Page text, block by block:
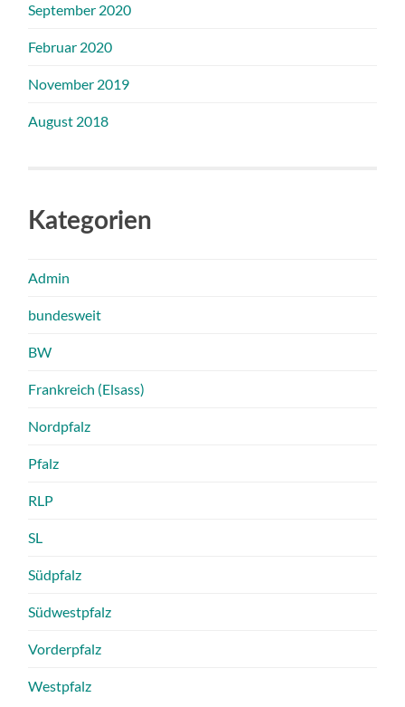
September 2020
Februar 2020
November 2019
August 2018
Kategorien
Admin
bundesweit
BW
Frankreich (Elsass)
Nordpfalz
Pfalz
RLP
SL
Südpfalz
Südwestpfalz
Vorderpfalz
Westpfalz